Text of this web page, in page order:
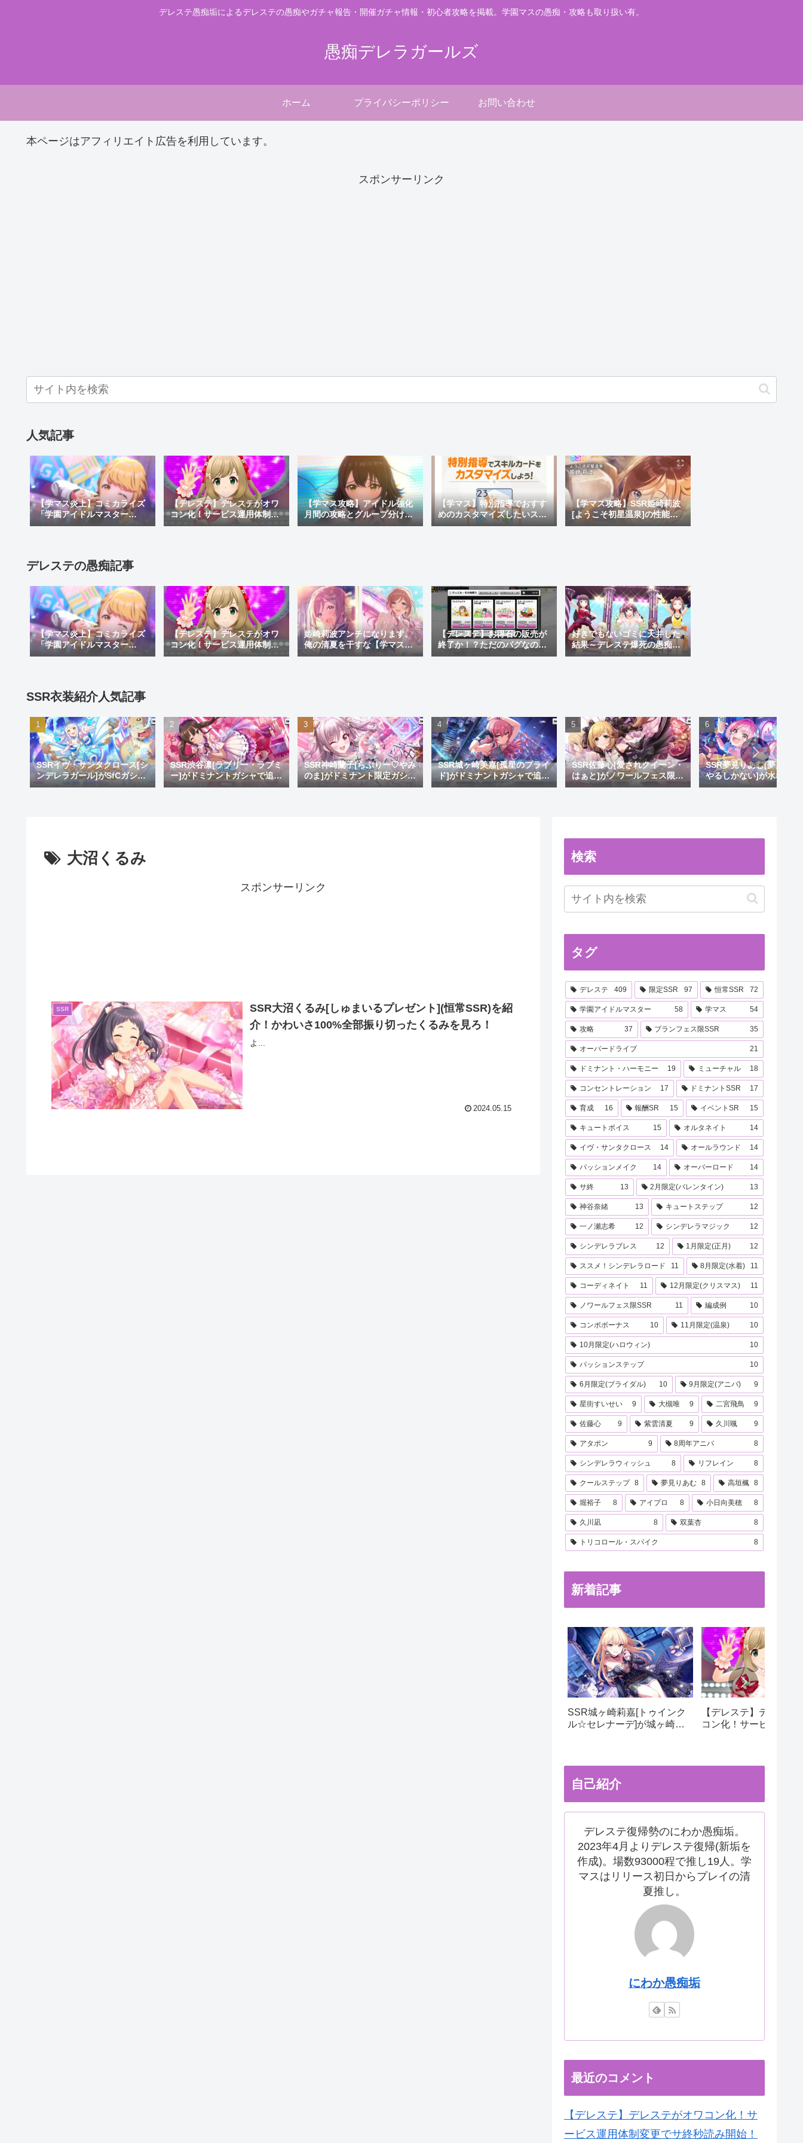
デレステ愚痴垢によるデレステの愚痴やガチャ報告・開催ガチャ情報・初心者攻略を掲載。学園マスの愚痴・攻略も取り扱い有。
愚痴デレラガールズ
ホーム プライバシーポリシー お問い合わせ
本ページはアフィリエイト広告を利用しています。
スポンサーリンク
人気記事
【学マス炎上】コミカライズ
「学園アイドルマスター
GOLD RUSH」でオリキャラ
【デレステ】デレステがオワ
コン化！サービス運用体制変
更でサ終秒読み開始！デレス
【学マス攻略】アイドル強化
月間の攻略とグループ分けの
仕様を解説！アイドル称号を
【学マス】特別指導でおすす
めのカスタマイズしたいスキ
ルカードと効果を紹介！
【学マス攻略】SSR姫崎莉波
[ようこそ初星温泉]の性能な
どを解説！はみ出したい(痴
デレステの愚痴記事
【学マス炎上】コミカライズ
「学園アイドルマスター
GOLD RUSH」でオリキャラ
【デレステ】デレステがオワ
コン化！サービス運用体制変
更でサ終秒読み開始！デレス
姫崎莉波アンチになります。
俺の清夏を干すな【学マス愚
痴】
【デレステ】お得石の販売が
終了か！？ただのバグなのか
サ終の兆候なのかを考察
好きでもないゴミに天井した
結果～デレステ爆死の愚痴？
④すり抜けの神様編～
SSR衣装紹介人気記事
SSRイヴ・サンタクロース[シ
ンデレラガール]がSfCガシャ
で登場！おめでとうイヴ。大
SSR渋谷凛[ラブリー・ラブミ
ー]がドミナントガシャで追
加！蒼を捨てし8周目先発ゴ
SSR神崎蘭子[らぶりー♡やみ
のま]がドミナント限定ガシャ
にて実装！このブスがキュー
SSR城ヶ崎美嘉[孤星のプライ
ド]がドミナントガシャで追
加！デザインも生足も良い神
SSR佐藤心[愛されクイーン・
はぁと]がノワールフェス限で
追加！しゅがはになかった黒
SSR夢見りあむ[夢見りあ
やるしかない]が水着限定
加！クズのくせにいい水
大沼くるみ
スポンサーリンク
SSR
SSR大沼くるみ[しゅまいるプレゼント](恒常SSR)を紹
介！かわいさ100%全部振り切ったくるみを見ろ！
よ...
2024.05.15
検索
タグ
デレステ 409 限定SSR 97 恒常SSR 72
学園アイドルマスター 58 学マス 54
攻略 37 ブランフェス限SSR 35
オーバードライブ 21
ドミナント・ハーモニー 19 ミューチャル 18
コンセントレーション 17 ドミナントSSR 17
育成 16 報酬SR 15 イベントSR 15
キュートボイス 15 オルタネイト 14
イヴ・サンタクロース 14 オールラウンド 14
パッションメイク 14 オーバーロード 14
サ終 13 2月限定(バレンタイン) 13
神谷奈緒 13 キュートステップ 12
一ノ瀬志希 12 シンデレラマジック 12
シンデレラブレス 12 1月限定(正月) 12
ススメ！シンデレラロード 11 8月限定(水着) 11
コーディネイト 11 12月限定(クリスマス) 11
ノワールフェス限SSR 11 編成例 10
コンボボーナス 10 11月限定(温泉) 10
10月限定(ハロウィン) 10
パッションステップ 10
6月限定(ブライダル) 10 9月限定(アニバ) 9
星街すいせい 9 大槻唯 9 二宮飛鳥 9
佐藤心 9 紫雲清夏 9 久川颯 9
アタポン 9 8周年アニバ 8
シンデレラウィッシュ 8 リフレイン 8
クールステップ 8 夢見りあむ 8 高垣楓 8
堀裕子 8 アイプロ 8 小日向美穂 8
久川凪 8 双葉杏 8
トリコロール・スパイク 8
新着記事
SSR城ヶ崎莉嘉[トゥインク
ル☆セレナーデ]が城ヶ崎姉
【デレステ】デレステ
コン化！サービス運用
自己紹介
デレステ復帰勢のにわか愚痴垢。
2023年4月よりデレステ復帰(新垢を
作成)。場数93000程で推し19人。学
マスはリリース初日からプレイの清
夏推し。
にわか愚痴垢
最近のコメント
【デレステ】デレステがオワコン化！サ
ービス運用体制変更でサ終秒読み開始！